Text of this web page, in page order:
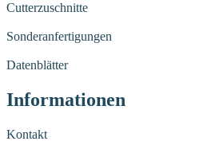
Cutterzuschnitte
Sonderanfertigungen
Datenblätter
Informationen
Kontakt